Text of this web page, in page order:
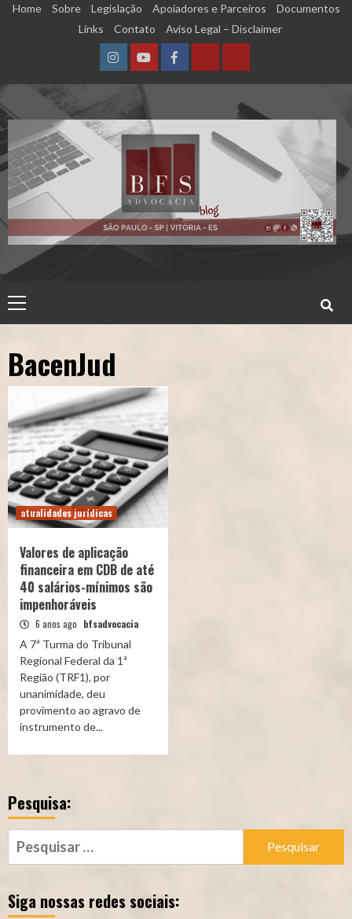
SkipHome Sobre Legislação Apoiadores e Parceiros
Documentos
Links
Contato Aviso Legal – Disclaimer
InstagramYouTubeFacebookCalculadora
Qualidade
de
Segurado
(INSS)
Calculadora
Tempo
de
Contribuição
Menu
BacenJud
atualidades jurídicas
Valores de aplicação
financeira em CDB de até
40 salários-mínimos são
impenhoráveis
6 anos ago bfsadvocacia
A 7ª Turma do Tribunal
Regional Federal da 1ª
Região (TRF1), por
unanimidade, deu
provimento ao agravo de
instrumento de...
Pesquisa:
Pesquisar
por:
Siga nossas redes sociais: